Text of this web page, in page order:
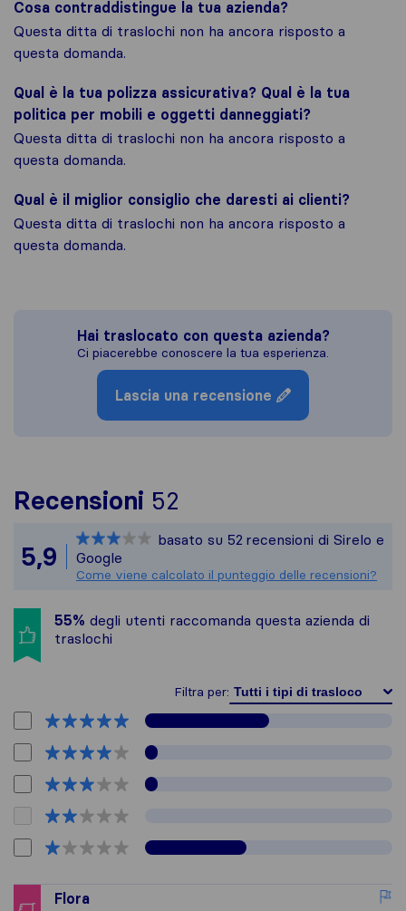
Cosa contraddistingue la tua azienda?
Questa ditta di traslochi non ha ancora risposto a
questa domanda.
Qual è la tua polizza assicurativa? Qual è la tua
politica per mobili e oggetti danneggiati?
Questa ditta di traslochi non ha ancora risposto a
questa domanda.
Qual è il miglior consiglio che daresti ai clienti?
Questa ditta di traslochi non ha ancora risposto a
questa domanda.
Hai traslocato con questa azienda?
Ci piacerebbe conoscere la tua esperienza.
Lascia una recensione
Recensioni 52
Tutte le recensioni
5,9
basato su 52 recensioni di Sirelo e
Google
Come viene calcolato il punteggio delle recensioni?
55% degli utenti raccomanda questa azienda di
traslochi
Filtra per:
Flora